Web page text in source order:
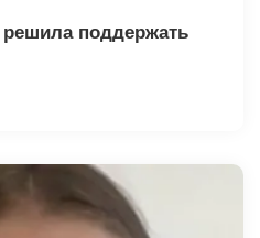
поддержать